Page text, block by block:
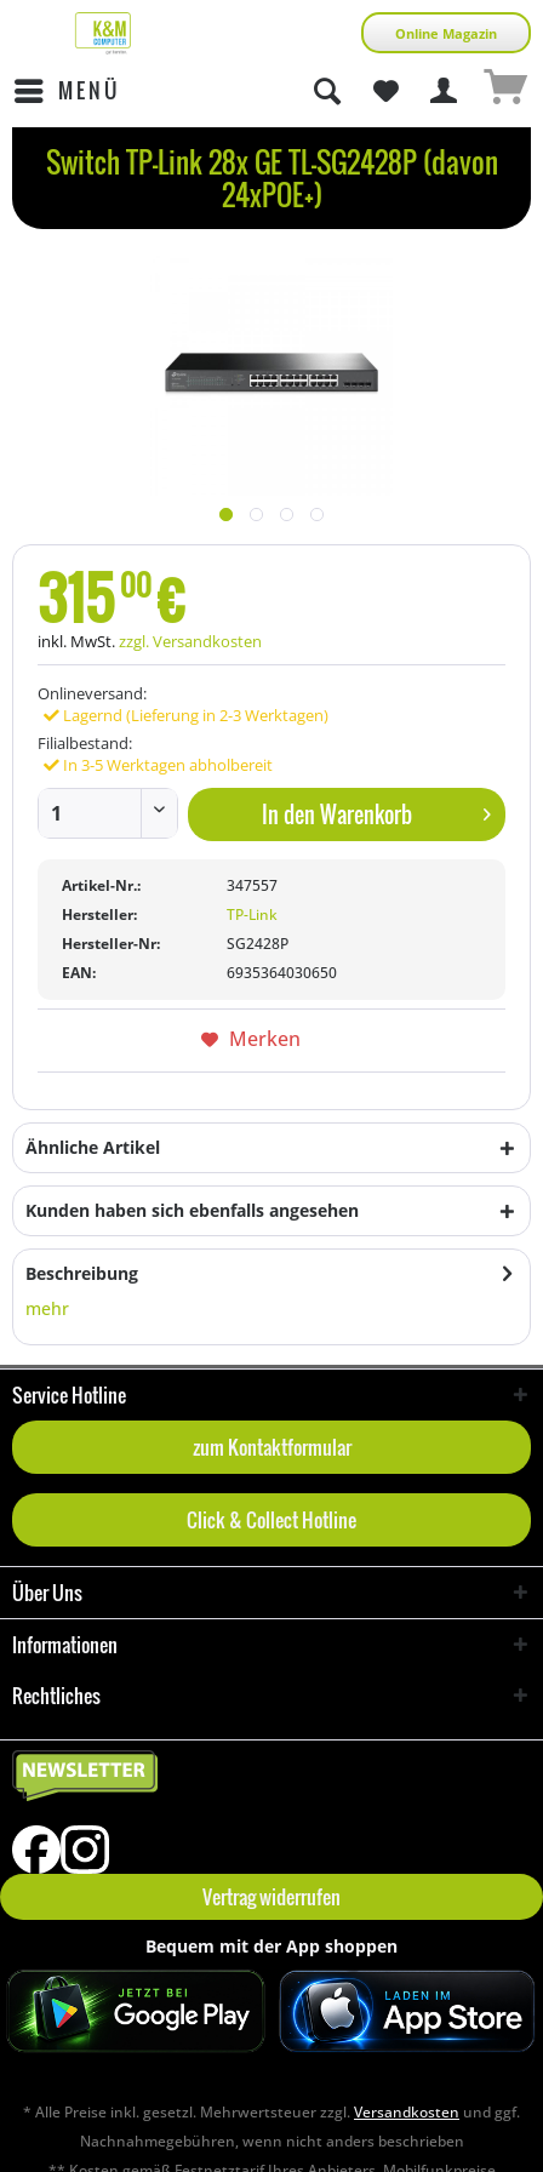
Online Magazin
MENÜ
Switch TP-Link 28x GE TL-SG2428P (davon
24xPOE+)
31500€
inkl. MwSt.zzgl. Versandkosten
Onlineversand:
Lagernd (Lieferung in 2-3 Werktagen)
Filialbestand:
In 3-5 Werktagen abholbereit
In denWarenkorb
Artikel-Nr.:
347557
Hersteller:
TP-Link
Hersteller-Nr:
SG2428P
EAN:
6935364030650
Merken
Ähnliche Artikel
Kunden haben sich ebenfalls angesehen
Beschreibung
mehr
Service Hotline
zum Kontaktformular
Click & Collect Hotline
Über Uns
Informationen
Rechtliches
Vertrag widerrufen
Bequem mit der App shoppen
* Alle Preise inkl. gesetzl. Mehrwertsteuer zzgl.Versandkosten und ggf.
Nachnahmegebühren, wenn nicht anders beschrieben